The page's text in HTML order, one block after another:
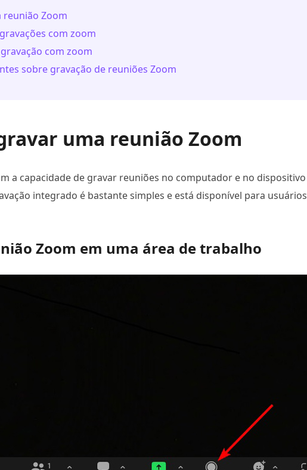
reunião Zoom
com zoom
com zoom
sobre gravação de reuniões Zoom
uma reunião Zoom
a capacidade de gravar reuniões no computador e no dispositivo
integrado é bastante simples e está disponível para usuários
Zoom em uma área de trabalho